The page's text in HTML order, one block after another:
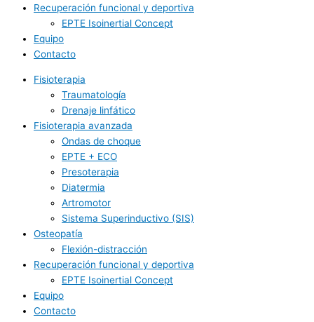
Recuperación funcional y deportiva
EPTE Isoinertial Concept
Equipo
Contacto
Fisioterapia
Traumatología
Drenaje linfático
Fisioterapia avanzada
Ondas de choque
EPTE + ECO
Presoterapia
Diatermia
Artromotor
Sistema Superinductivo (SIS)
Osteopatía
Flexión-distracción
Recuperación funcional y deportiva
EPTE Isoinertial Concept
Equipo
Contacto